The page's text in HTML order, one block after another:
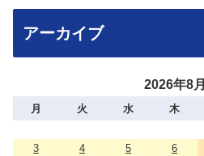
アーカイブ
2026年8月
月 火 水 木
3
4 5 6